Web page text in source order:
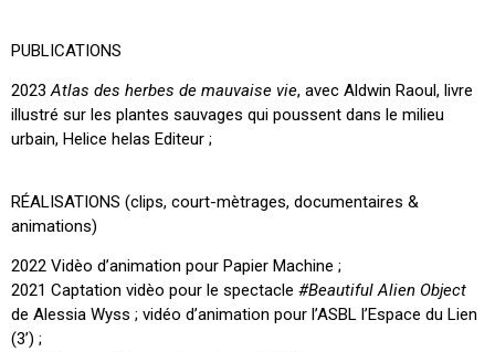
PUBLICATIONS
2023Atlas des herbes de mauvaise vie, avec Aldwin Raoul, livre
illustré sur les plantes sauvages qui poussent dans le milieu
urbain, Helice helas Editeur ;
RÉALISATIONS (clips, court-mètrages, documentaires &
animations)
2022 Vidèo d’animation pour Papier Machine ;
2021 Captation vidèo pour le spectacle #Beautiful Alien Object
de Alessia Wyss ; vidéo d’animation pour l’ASBL l’Espace du Lien
(3’) ;